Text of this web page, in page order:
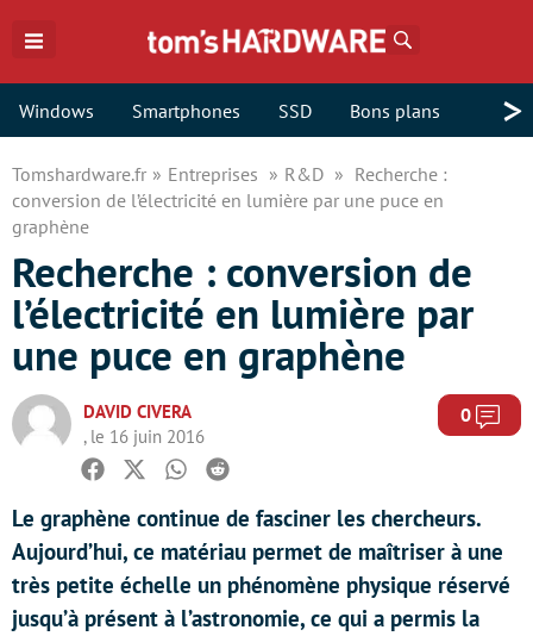
Windows Smartphones SSD Bons plans >
Tomshardware.fr Entreprises R&D
Recherche :
conversion de l’électricité en lumière par une puce en
graphène
Recherche : conversion de
l’électricité en lumière par
une puce en graphène
DAVID CIVERA
, le 16 juin 2016
0
Facebook
TwitterWhatsapp
Reddit
Le graphène continue de fasciner les chercheurs.
Aujourd’hui, ce matériau permet de maîtriser à une
très petite échelle un phénomène physique réservé
jusqu’à présent à l’astronomie, ce qui a permis la